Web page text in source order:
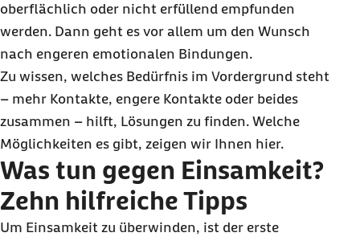
10. Mit Selbstvertrauen aktiv gegen die
Einsamkeit vorgehen
oberflächlich oder nicht erfüllend empfunden
werden. Dann geht es vor allem um den Wunsch
nach engeren emotionalen Bindungen.
Zu wissen, welches Bedürfnis im Vordergrund steht
– mehr Kontakte, engere Kontakte oder beides
zusammen – hilft, Lösungen zu finden. Welche
Möglichkeiten es gibt, zeigen wir Ihnen hier.
Was tun gegen Einsamkeit?
Zehn hilfreiche Tipps
Um Einsamkeit zu überwinden, ist der erste